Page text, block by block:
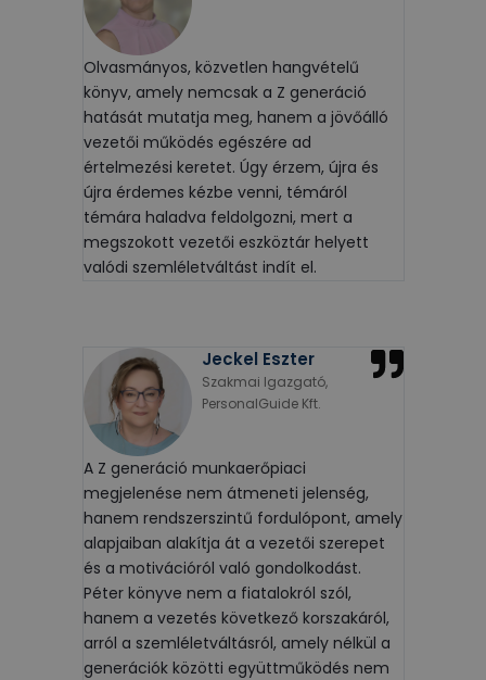
Olvasmányos, közvetlen hangvételű
könyv, amely nemcsak a Z generáció
hatását mutatja meg, hanem a jövőálló
vezetői működés egészére ad
értelmezési keretet. Úgy érzem, újra és
újra érdemes kézbe venni, témáról
témára haladva feldolgozni, mert a
megszokott vezetői eszköztár helyett
valódi szemléletváltást indít el.
Jeckel Eszter
Szakmai Igazgató,
PersonalGuide Kft.
A Z generáció munkaerőpiaci
megjelenése nem átmeneti jelenség,
hanem rendszerszintű fordulópont, amely
alapjaiban alakítja át a vezetői szerepet
és a motivációról való gondolkodást.
Péter könyve nem a fiatalokról szól,
hanem a vezetés következő korszakáról,
arról a szemléletváltásról, amely nélkül a
generációk közötti együttműködés nem